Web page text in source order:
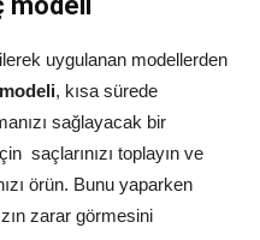
uygulanan modellerden
, kısa sürede
sağlayacak bir
saçlarınızı toplayın ve
örün. Bunu yaparken
zarar görmesini